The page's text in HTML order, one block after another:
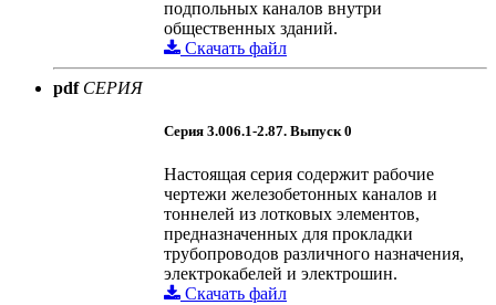
подпольных каналов внутри
общественных зданий.
Скачать файл
pdf СЕРИЯ
Серия 3.006.1-2.87. Выпуск 0
Настоящая серия содержит рабочие
чертежи железобетонных каналов и
тоннелей из лотковых элементов,
предназначенных для прокладки
трубопроводов различного назначения,
электрокабелей и электрошин.
Скачать файл